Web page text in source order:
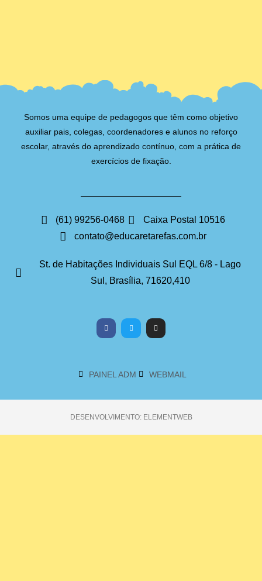
Somos uma equipe de pedagogos que têm como objetivo
auxiliar pais, colegas, coordenadores e alunos no reforço
escolar, através do aprendizado contínuo, com a prática de
exercícios de fixação.
(61) 99256-0468
Caixa Postal 10516
contato@educaretarefas.com.br
St. de Habitações Individuais Sul EQL 6/8 - Lago
Sul, Brasília, 71620,410
PAINEL ADM WEBMAIL
DESENVOLVIMENTO: ELEMENTWEB